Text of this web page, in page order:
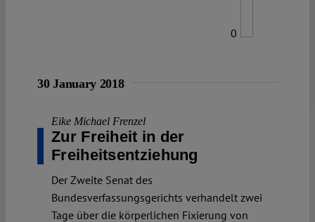
0
30 January 2018
Eike Michael Frenzel
Zur Freiheit in der
Freiheitsentziehung
Der Zweite Senat des
Bundesverfassungsgerichts verhandelt zwei
Tage über die körperlichen Fixierung von